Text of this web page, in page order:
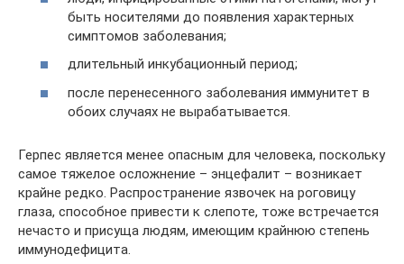
быть носителями до появления характерных
симптомов заболевания;
длительный инкубационный период;
после перенесенного заболевания иммунитет в
обоих случаях не вырабатывается.
Герпес является менее опасным для человека, поскольку
самое тяжелое осложнение – энцефалит – возникает
крайне редко. Распространение язвочек на роговицу
глаза, способное привести к слепоте, тоже встречается
нечасто и присуща людям, имеющим крайнюю степень
иммунодефицита.